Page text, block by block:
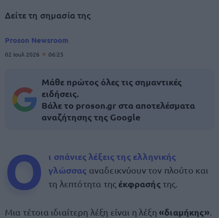
Δείτε τη σημασία της
Proson Newsroom
02 Ιουλ 2026 06:25
Μάθε πρώτος όλες τις σημαντικές
ειδήσεις.
Βάλε το proson.gr στα αποτελέσματα
αναζήτησης της Google
Ο
ι σπάνιες λέξεις της ελληνικής
γλώσσας αναδεικνύουν τον πλούτο και
τη λεπτότητα της έκφρασής της.
Μια τέτοια ιδιαίτερη λέξη είναι η λέξη«διαμήκης»